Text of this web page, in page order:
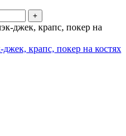
+
крапс, покер на костях